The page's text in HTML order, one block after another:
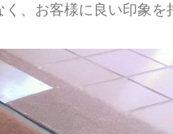
、お客様に良い印象を